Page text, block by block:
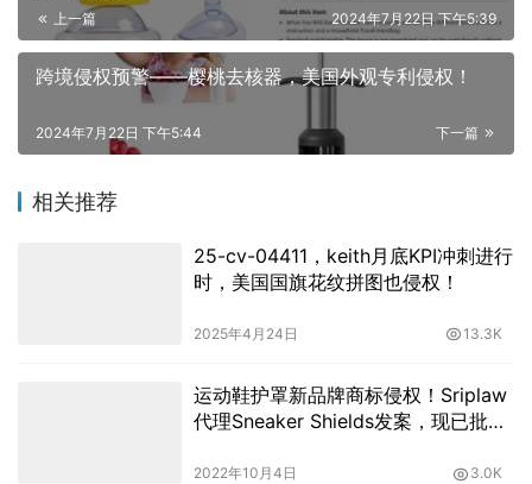
上一篇 2024年7月22日 下午5:39
跨境侵权预警——樱桃去核器，美国外观专利侵权！
下一篇
2024年7月22日 下午5:44
相关推荐
25-cv-04411，keith月底KPI冲刺进行
时，美国国旗花纹拼图也侵权！
2025年4月24日 13.3K
运动鞋护罩新品牌商标侵权！Sriplaw
代理Sneaker Shields发案，现已批准
2022年10月4日 3.0K